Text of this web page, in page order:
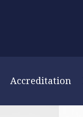
Accreditation